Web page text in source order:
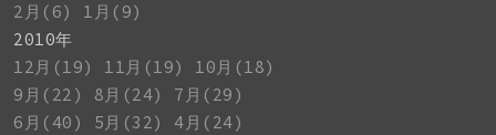
2月(6)
1月(9)
2010年
12月(19)
11月(19)
10月(18)
9月(22)
8月(24)
7月(29)
6月(40)
5月(32)
4月(24)